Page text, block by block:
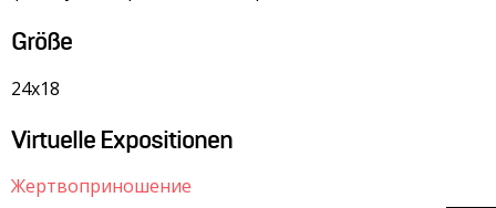
Größe
24х18
Virtuelle Expositionen
Жертвоприношение